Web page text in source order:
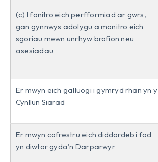
(c) I fonitro eich perfformiad ar gwrs,
gan gynnwys adolygu a monitro eich
sgoriau mewn unrhyw brofion neu
asesiadau
Er mwyn eich galluogi i gymryd rhan yn y
Cynllun Siarad
Er mwyn cofrestru eich diddordeb i fod
yn diwtor gyda’n Darparwyr